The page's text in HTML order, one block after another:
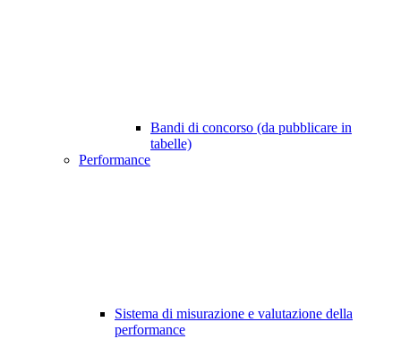
Bandi di concorso (da pubblicare in
tabelle)
Performance
Sistema di misurazione e valutazione della
performance